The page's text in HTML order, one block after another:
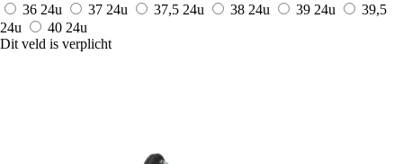
36 24u 37 24u 37,5 24u 38 24u 39 24u
39,5
24u
40 24u
Dit veld is verplicht